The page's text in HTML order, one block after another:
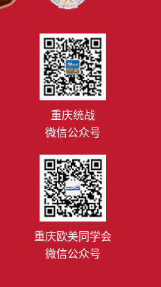
重庆统战
微信公众号
重庆欧美同学会
微信公众号